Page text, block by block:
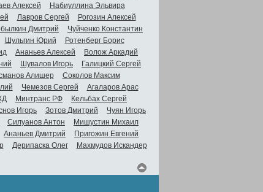
Алексей
Набиуллина Эльвира
Лавров Сергей
Рогозин Алексей
Дмитрий
Чуйченко Константин
Шульгин Юрий
Ротенберг Борис
Ананьев Алексей
Волож Аркадий
Шувалов Игорь
Галицкий Сергей
Алишер
Соколов Максим
Чемезов Сергей
Агаларов Арас
Минтранс РФ
Кельбах Сергей
Игорь Зотов Дмитрий
Чуян Игорь
Силуанов Антон
Мишустин Михаил
Ананьев Дмитрий
Пригожин Евгений
Дерипаска Олег Махмудов Искандер